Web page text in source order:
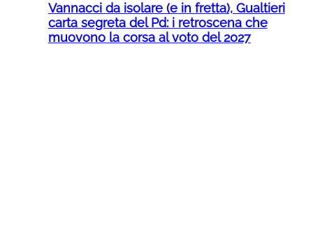
Vannacci da isolare (e in fretta), Gualtieri
carta segreta del Pd: i retroscena che
muovono la corsa al voto del 2027